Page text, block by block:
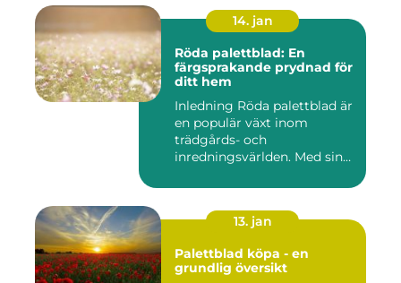
14. jan
Röda palettblad: En
färgsprakande prydnad för
ditt hem
Inledning Röda palettblad är
en populär växt inom
trädgårds- och
inredningsvärlden. Med sina
13. jan
Palettblad köpa - en
grundlig översikt